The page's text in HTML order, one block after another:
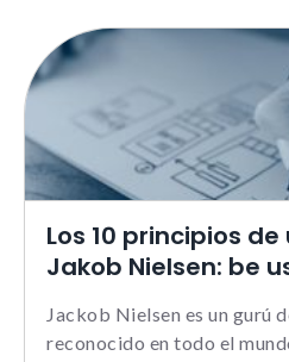
Los 10 principios
Jakob Nielsen: be
Jackob Nielsen es un gurú
reconocido en todo el